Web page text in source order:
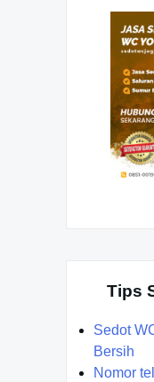
Tips
Sedot
Bersih
Nomor